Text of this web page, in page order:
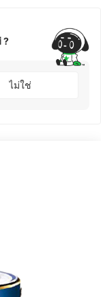
?
ไม่ใช่